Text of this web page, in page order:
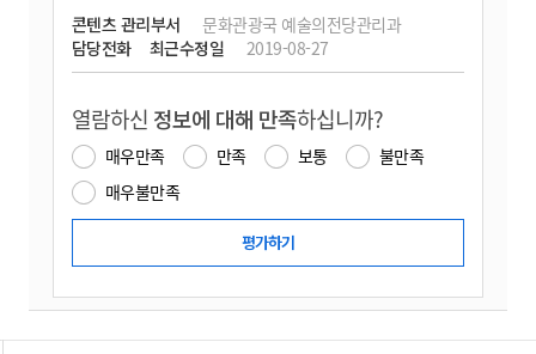
콘텐츠 관리부서
문화관광국 예술의전당관리과
담당전화
최근수정일 2019-08-27
열람하신 정보에 대해 만족하십니까?
매우만족 만족 보통
불만족
매우불만족